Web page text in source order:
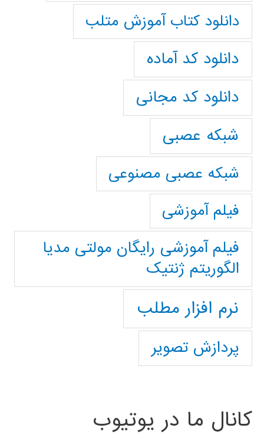
دانلود کتاب آموزش متلب
دانلود کد آماده
دانلود کد مجانی
شبکه عصبی
شبکه عصبی مصنوعی
فیلم آموزشی
فیلم آموزشی رایگان مولتی مدیا
الگوریتم ژنتیک
نرم افزار مطلب
پردازش تصویر
کانال ما در یوتیوب